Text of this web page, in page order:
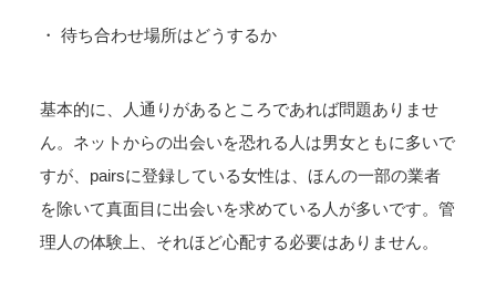
・ 待ち合わせ場所はどうするか
基本的に、人通りがあるところであれば問題ありませ
ん。ネットからの出会いを恐れる人は男女ともに多いで
すが、pairsに登録している女性は、ほんの一部の業者
を除いて真面目に出会いを求めている人が多いです。管
理人の体験上、それほど心配する必要はありません。